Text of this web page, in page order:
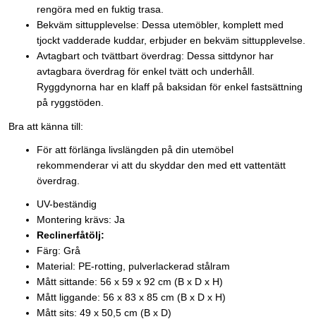
rengöra med en fuktig trasa.
Bekväm sittupplevelse: Dessa utemöbler, komplett med
tjockt vadderade kuddar, erbjuder en bekväm sittupplevelse.
Avtagbart och tvättbart överdrag: Dessa sittdynor har
avtagbara överdrag för enkel tvätt och underhåll.
Ryggdynorna har en klaff på baksidan för enkel fastsättning
på ryggstöden.
Bra att känna till:
För att förlänga livslängden på din utemöbel
rekommenderar vi att du skyddar den med ett vattentätt
överdrag.
UV-beständig
Montering krävs: Ja
Reclinerfåtölj:
Färg: Grå
Material: PE-rotting, pulverlackerad stålram
Mått sittande: 56 x 59 x 92 cm (B x D x H)
Mått liggande: 56 x 83 x 85 cm (B x D x H)
Mått sits: 49 x 50,5 cm (B x D)